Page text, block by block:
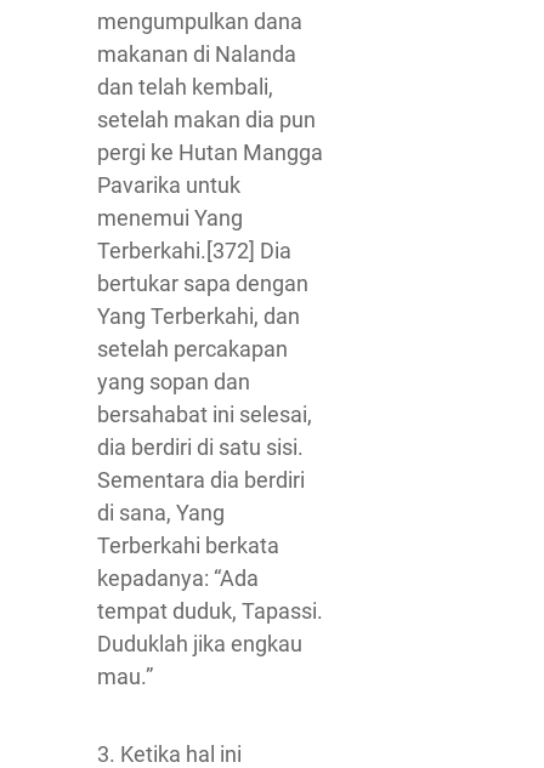
mengumpulkan dana
makanan di Nalanda
dan telah kembali,
setelah makan dia pun
pergi ke Hutan Mangga
Pavarika untuk
menemui Yang
Terberkahi.[372] Dia
bertukar sapa dengan
Yang Terberkahi, dan
setelah percakapan
yang sopan dan
bersahabat ini selesai,
dia berdiri di satu sisi.
Sementara dia berdiri
di sana, Yang
Terberkahi berkata
kepadanya: “Ada
tempat duduk, Tapassi.
Duduklah jika engkau
mau.”
3. Ketika hal ini